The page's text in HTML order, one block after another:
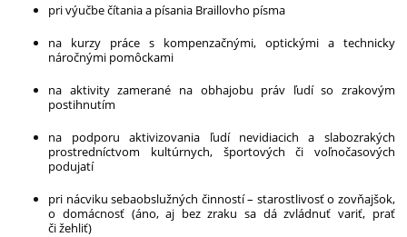
pri výučbe čítania a písania Braillovho písma
na kurzy práce s kompenzačnými, optickými a technicky
náročnými pomôckami
na aktivity zamerané na obhajobu práv ľudí so zrakovým
postihnutím
na podporu aktivizovania ľudí nevidiacich a slabozrakých
prostredníctvom kultúrnych, športových či voľnočasových
podujatí
pri nácviku sebaobslužných činností – starostlivosť o zovňajšok,
o domácnosť (áno, aj bez zraku sa dá zvládnuť variť, prať
či žehliť)